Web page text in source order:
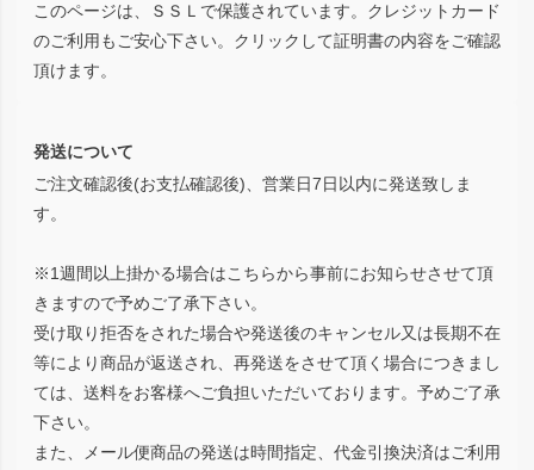
このページは、ＳＳＬで保護されています。クレジットカード
のご利用もご安心下さい。クリックして証明書の内容をご確認
頂けます。
発送について
ご注文確認後(お支払確認後)、営業日7日以内に発送致しま
す。
※1週間以上掛かる場合はこちらから事前にお知らせさせて頂
きますので予めご了承下さい。
受け取り拒否をされた場合や発送後のキャンセル又は長期不在
等により商品が返送され、再発送をさせて頂く場合につきまし
ては、送料をお客様へご負担いただいております。予めご了承
下さい。
また、メール便商品の発送は時間指定、代金引換決済はご利用